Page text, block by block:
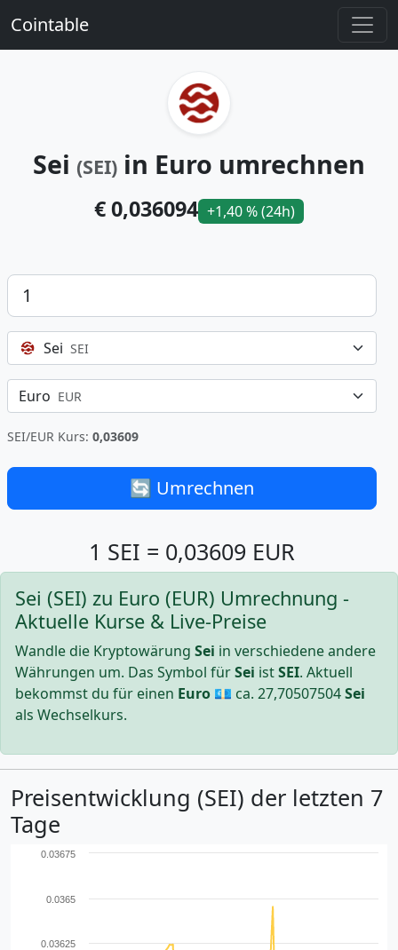
Cointable
Sei (SEI) in Euro umrechnen
€ 0,036094 +1,40 % (24h)
Betrag
Sei SEI
Euro EUR
SEI/EUR Kurs: 0,03609
🔄 Umrechnen
1 SEI = 0,03609 EUR
Sei (SEI) zu Euro (EUR) Umrechnung -
Aktuelle Kurse & Live-Preise
Wandle die Kryptowärung Sei in verschiedene andere
Währungen um. Das Symbol fürSei istSEI. Aktuell
bekommst du für einen Euro 💶 ca. 27,70507504Sei
als Wechselkurs.
Preisentwicklung (SEI) der letzten 7
Tage
0.03625
0.0365
0.03675